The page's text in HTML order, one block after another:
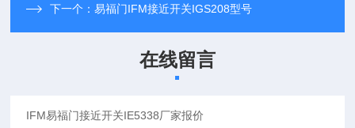
下一个：易福门IFM接近开关IGS208型号
在线留言